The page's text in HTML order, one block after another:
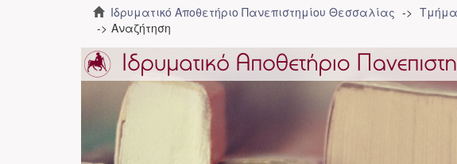
Ιδρυματικό Αποθετήριο Πανεπιστημίου Θεσσαλίας
Αναζήτηση